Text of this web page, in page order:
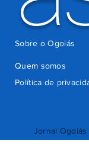
Jornal
Quem somos
Política de
Sobre o Ogoiás